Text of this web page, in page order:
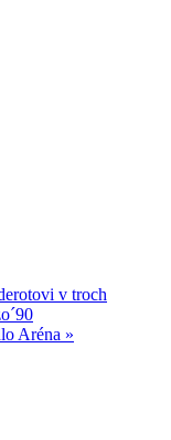
v troch
Aréna »